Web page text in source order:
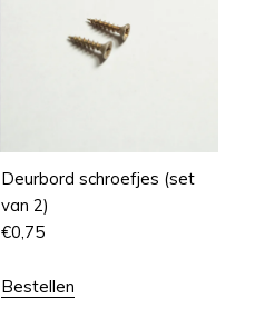
Deurbord schroefjes (set
van 2)
€0,75
Bestellen